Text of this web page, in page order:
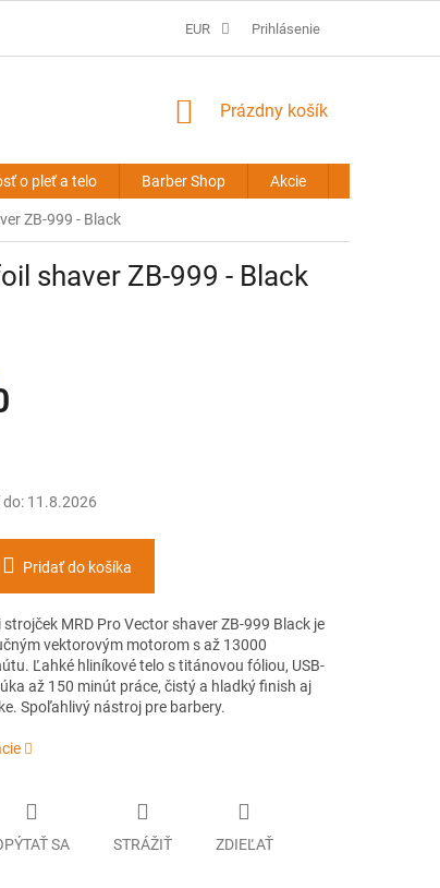
PREDLŽOVANIE VLASOV - OBCHODNÉ PODMIENKY
EUR Prihlásenie
NÁKUPNÝ
Prázdny košík
o pleť a telo Barber Shop Akcie
ZB-999 - Black
shaver ZB-999 - Black
11.8.2026
Pridať do košíka
MRD Pro Vector shaver ZB-999 Black je
vektorovým motorom s až 13000
Ľahké hliníkové telo s titánovou fóliou, USB-
až 150 minút práce, čistý a hladký finish aj
Spoľahlivý nástroj pre barbery.
SA STRÁŽIŤ ZDIEĽAŤ